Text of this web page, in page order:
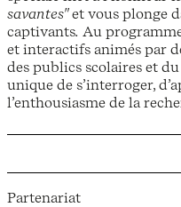
savantes"et vous plonge
captivants. Au
et interactifs animés par
des publics scolaires et
unique de s’interroger,
l’enthousiasme de la
Partenariat